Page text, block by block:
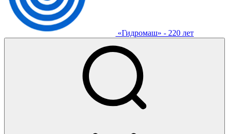
«Гидромаш» - 220 лет